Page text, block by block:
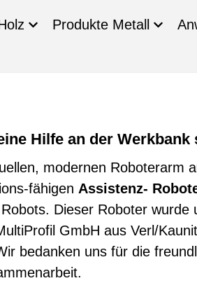
Produkte Metall
Hilfe an der Werkbank
modernen Roboterarm
fähigen Assistenz-
Dieser Roboter wurde
GmbH aus Verl/
bedanken uns für die